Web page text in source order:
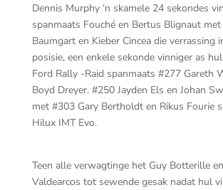
Dennis Murphy ‘n skamele 24 sekondes
spanmaats Fouché en Bertus Blignaut met
Baumgart en Kieber Cincea die verrassing
posisie, een enkele sekonde vinniger as
Ford Rally -Raid spanmaats #277 Gareth
Boyd Dreyer. #250 Jayden Els en Johan
met #303 Gary Bertholdt en Rikus Fourie
Hilux IMT Evo.
Teen alle verwagtinge het Guy Botterille
Valdearcos tot sewende gesak nadat hul